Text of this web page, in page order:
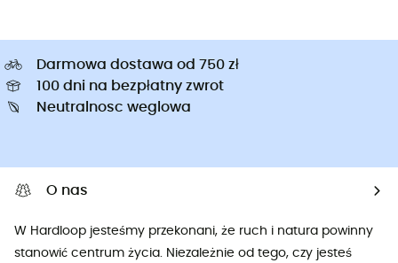
Darmowa dostawa od 750 zł
100 dni na bezpłatny zwrot
Neutralnosc weglowa
O nas
W Hardloop jesteśmy przekonani, że ruch i natura powinny
stanowić centrum życia. Niezależnie od tego, czy jesteś